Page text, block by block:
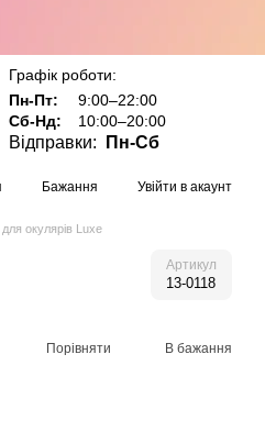
від 800 грн
Графік роботи:
Пн-Пт:
9:00–22:00
Сб-Нд:
10:00–20:00
Відправки: Пн-Сб
Бажання Увійти в акаунт
окулярів Luxe
Артикул
13-0118
Порівняти В бажання